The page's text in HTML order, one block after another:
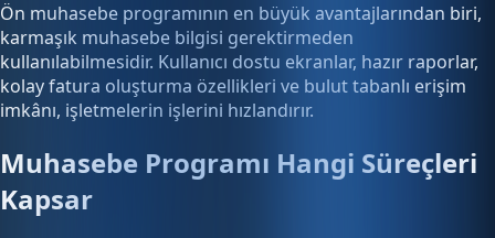
Ön muhasebe programının en büyük avantajlarından biri,
karmaşık muhasebe bilgisi gerektirmeden
kullanılabilmesidir. Kullanıcı dostu ekranlar, hazır raporlar,
kolay fatura oluşturma özellikleri ve bulut tabanlı erişim
imkânı, işletmelerin işlerini hızlandırır.
Muhasebe Programı Hangi Süreçleri
Kapsar